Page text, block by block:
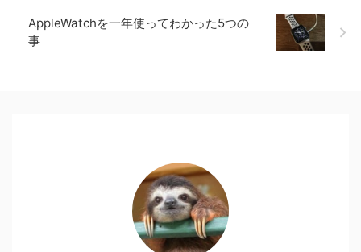
え、長期的には料理を覚える6 運
動は0円だけど確実 ...
AppleWatchを一年使ってわかった5つの
事